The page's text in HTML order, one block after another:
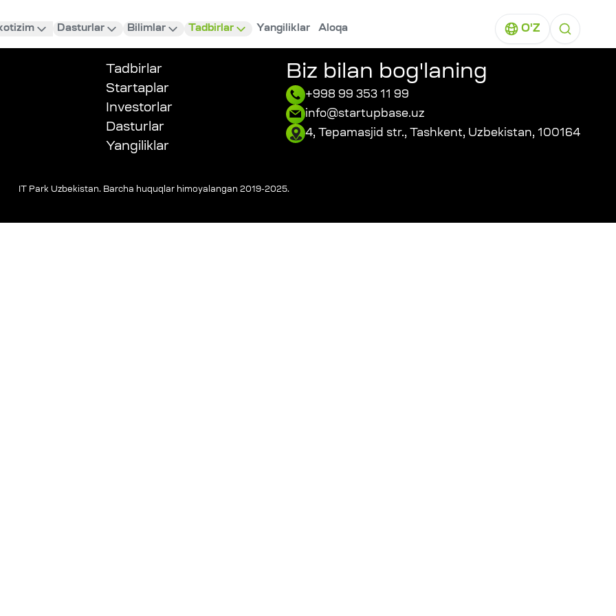
Dasturlar Bilimlar Tadbirlar Yangiliklar Aloqa O'Z
Tadbirlar
Startaplar
Investorlar
Dasturlar
Yangiliklar
Biz bilan bog'laning
+998 99 353 11 99
info@startupbase.uz
4, Tepamasjid str., Tashkent, Uzbekistan, 100164
IT Park Uzbekistan. Barcha huquqlar himoyalangan 2019-2025.